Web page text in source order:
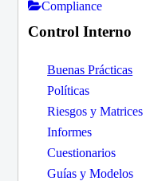
Compliance
Control Interno
Buenas Prácticas
Políticas
Riesgos y Matrices
Informes
Cuestionarios
Guías y Modelos